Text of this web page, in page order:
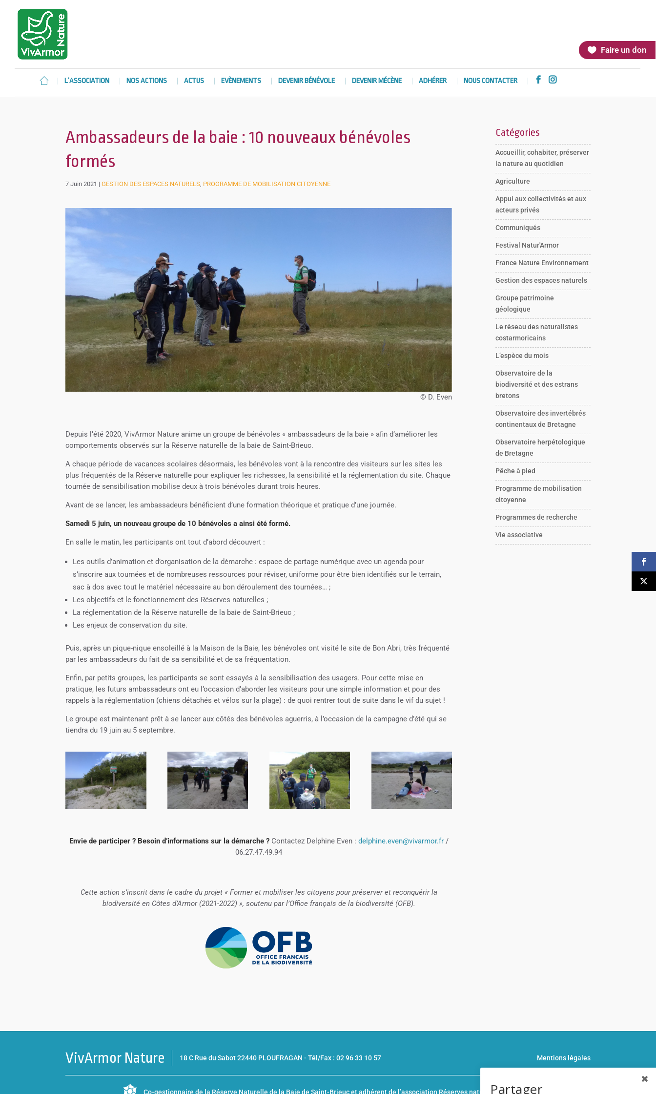
Faire un don
L’ASSOCIATION NOS ACTIONS ACTUS EVÈNEMENTS DEVENIR BÉNÉVOLE DEVENIR MÉCÈNE ADHÉRER NOUS CONTACTER  
Ambassadeurs de la baie : 10 nouveaux bénévoles
formés
7 Juin 2021 |GESTION DES ESPACES NATURELS, PROGRAMME DE MOBILISATION CITOYENNE
© D. Even
Depuis l’été 2020, VivArmor Nature anime un groupe de bénévoles « ambassadeurs de la baie » afin d’améliorer les
comportements observés sur la Réserve naturelle de la baie de Saint-Brieuc.
A chaque période de vacances scolaires désormais, les bénévoles vont à la rencontre des visiteurs sur les sites les
plus fréquentés de la Réserve naturelle pour expliquer les richesses, la sensibilité et la réglementation du site. Chaque
tournée de sensibilisation mobilise deux à trois bénévoles durant trois heures.
Avant de se lancer, les ambassadeurs bénéficient d’une formation théorique et pratique d’une journée.
Samedi 5 juin, un nouveau groupe de 10 bénévoles a ainsi été formé.
En salle le matin, les participants ont tout d’abord découvert :
Les outils d’animation et d’organisation de la démarche : espace de partage numérique avec un agenda pour
s’inscrire aux tournées et de nombreuses ressources pour réviser, uniforme pour être bien identifiés sur le terrain,
sac à dos avec tout le matériel nécessaire au bon déroulement des tournées… ;
Les objectifs et le fonctionnement des Réserves naturelles ;
La réglementation de la Réserve naturelle de la baie de Saint-Brieuc ;
Les enjeux de conservation du site.
Puis, après un pique-nique ensoleillé à la Maison de la Baie, les bénévoles ont visité le site de Bon Abri, très fréquenté
par les ambassadeurs du fait de sa sensibilité et de sa fréquentation.
Enfin, par petits groupes, les participants se sont essayés à la sensibilisation des usagers. Pour cette mise en
pratique, les futurs ambassadeurs ont eu l’occasion d’aborder les visiteurs pour une simple information et pour des
rappels à la réglementation (chiens détachés et vélos sur la plage) : de quoi rentrer tout de suite dans le vif du sujet !
Le groupe est maintenant prêt à se lancer aux côtés des bénévoles aguerris, à l’occasion de la campagne d’été qui se
tiendra du 19 juin au 5 septembre.
Envie de participer ? Besoin d’informations sur la démarche ? Contactez Delphine Even : delphine.even@vivarmor.fr/
06.27.47.49.94
Cette action s’inscrit dans le cadre du projet « Former et mobiliser les citoyens pour préserver et reconquérir la
biodiversité en Côtes d’Armor (2021-2022) », soutenu par l’Office français de la biodiversité (OFB).
Catégories
Accueillir, cohabiter, préserver
la nature au quotidien
Agriculture
Appui aux collectivités et aux
acteurs privés
Communiqués
Festival Natur'Armor
France Nature Environnement
Gestion des espaces naturels
Groupe patrimoine
géologique
Le réseau des naturalistes
costarmoricains
L’espèce du mois
Observatoire de la
biodiversité et des estrans
bretons
Observatoire des invertébrés
continentaux de Bretagne
Observatoire herpétologique
de Bretagne
Pêche à pied
Programme de mobilisation
citoyenne
Programmes de recherche
Vie associative
VivArmor Nature 18 C Rue du Sabot 22440 PLOUFRAGAN -Tél/Fax : 02 96 33 10 57 Mentions légales
Co-gestionnaire de la Réserve Naturelle de la Baie de Saint-Brieucet adhérent de l’association Réserves naturelles de France
Partager